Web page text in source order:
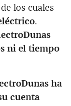
los cuales
.
ni el tiempo
ha
cuenta